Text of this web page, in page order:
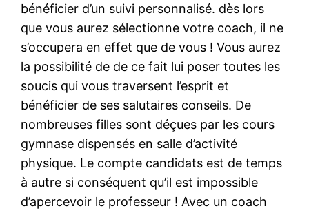
bénéficier d’un suivi personnalisé. dès lors
que vous aurez sélectionne votre coach, il ne
s’occupera en effet que de vous ! Vous aurez
la possibilité de de ce fait lui poser toutes les
soucis qui vous traversent l’esprit et
bénéficier de ses salutaires conseils. De
nombreuses filles sont déçues par les cours
gymnase dispensés en salle d’activité
physique. Le compte candidats est de temps
à autre si conséquent qu’il est impossible
d’apercevoir le professeur ! Avec un coach